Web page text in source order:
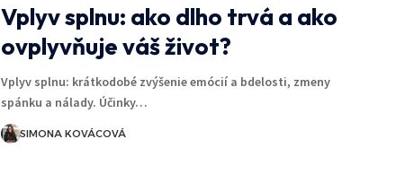
Vplyv splnu: ako dlho trvá a ako
ovplyvňuje váš život?
Vplyv splnu: krátkodobé zvýšenie emócií a bdelosti, zmeny
spánku a nálady. Účinky…
SIMONA KOVÁCOVÁ